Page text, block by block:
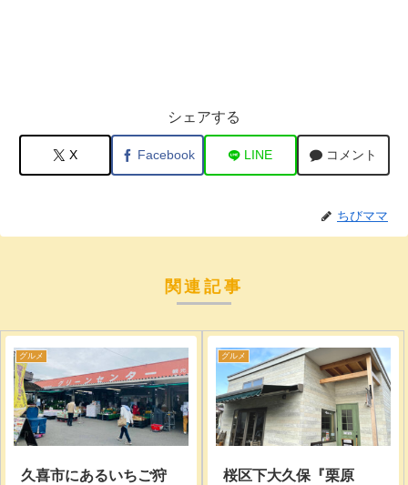
シェアする
X Facebook LINE コメント
ちびママ
関連記事
グルメ
久喜市にあるいちご狩
グルメ
桜区下大久保『栗原